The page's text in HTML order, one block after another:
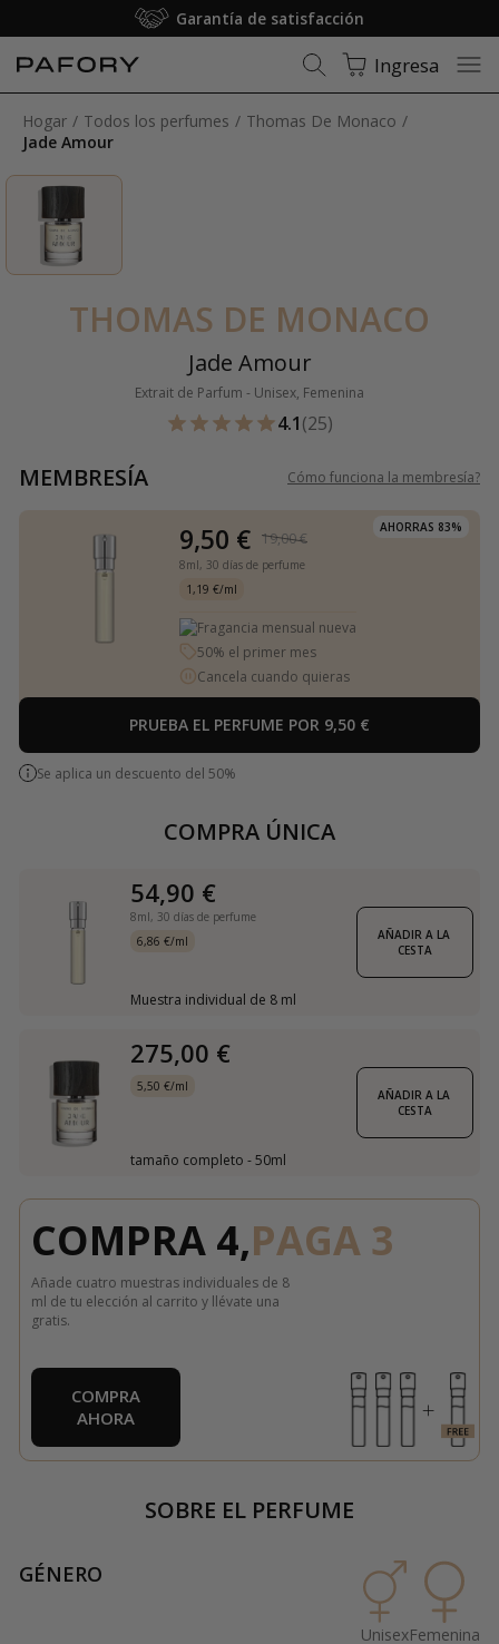
Membresía: Envío gratuito
Ingresa
Hogar Todos los perfumes
Thomas De Monaco
Jade Amour
THOMAS DE MONACO
Jade Amour
Extrait de Parfum - Unisex, Femenina
4.1(25)
MEMBRESÍA Cómo funciona la membresía?
AHORRAS 83%
9,50 € 19,00 €
8ml, 30 días de perfume
1,19 €/ml
Fragancia mensual nueva
50% el primer mes
Cancela cuando quieras
PRUEBA EL PERFUME POR 9,50 €
Se aplica un descuento del 50%
COMPRA ÚNICA
54,90 €
8ml, 30 días de perfume
6,86 €/ml
Muestra individual de 8 ml
AÑADIR A LA
CESTA
275,00 €
5,50 €/ml
tamaño completo - 50ml
AÑADIR A LA
CESTA
COMPRA 4,PAGA 3
Añade cuatro muestras individuales de 8
ml de tu elección al carrito y llévate una
gratis.
COMPRA
AHORA
SOBRE EL PERFUME
GÉNERO
UnisexFemenina